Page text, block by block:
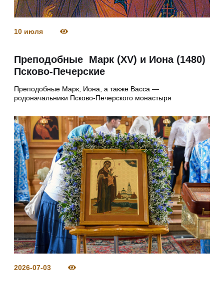
10 июля
Преподобные Марк (XV) и Иона (1480)
Псково-Печерские
Преподобные Марк, Иона, а также Васса —
родоначальники Псково-Печерского монастыря
2026-07-03